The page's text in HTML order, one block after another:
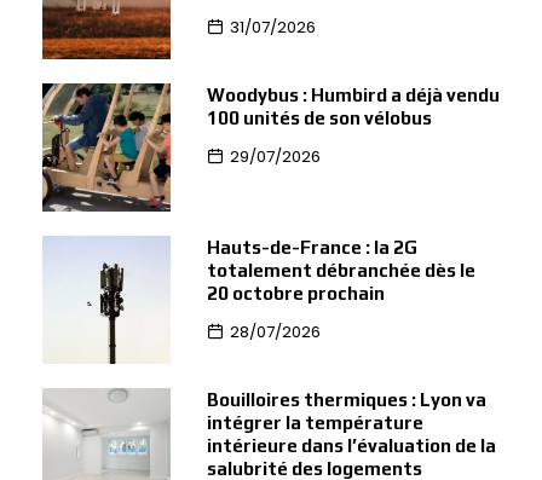
31/07/2026
Woodybus : Humbird a déjà vendu
100 unités de son vélobus
29/07/2026
Hauts-de-France : la 2G
totalement débranchée dès le
20 octobre prochain
28/07/2026
Bouilloires thermiques : Lyon va
intégrer la température
intérieure dans l’évaluation de la
salubrité des logements